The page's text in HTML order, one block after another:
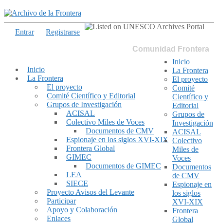
Comunidad Frontera
Inicio
La Frontera
El proyecto
Comité Científico y Editorial
Grupos de Investigación
ACISAL
Colectivo Miles de Voces
Documentos de CMV
Espionaje en los siglos XVI-XIX
Frontera Global
GIMEC
Documentos de GIMEC
LEA
SIECE
Proyecto Avisos del Levante
Participar
Apoyo y Colaboración
Enlaces
Entrar Registrarse
Inicio
La Frontera
El proyecto
Comité
Científico y
Editorial
Grupos de
Investigación
ACISAL
Colectivo
Miles de
Voces
Documentos
de CMV
Espionaje en
los siglos
XVI-XIX
Frontera
Global